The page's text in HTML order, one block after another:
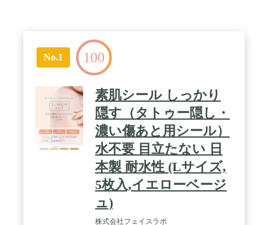
No.1 100
素肌シール しっかり
隠す（タトゥー隠し・
濃い傷あと用シール）
水不要 目立たない 日
本製 耐水性 (Lサイズ,
5枚入,イエローベージ
ュ)
株式会社フェイスラボ